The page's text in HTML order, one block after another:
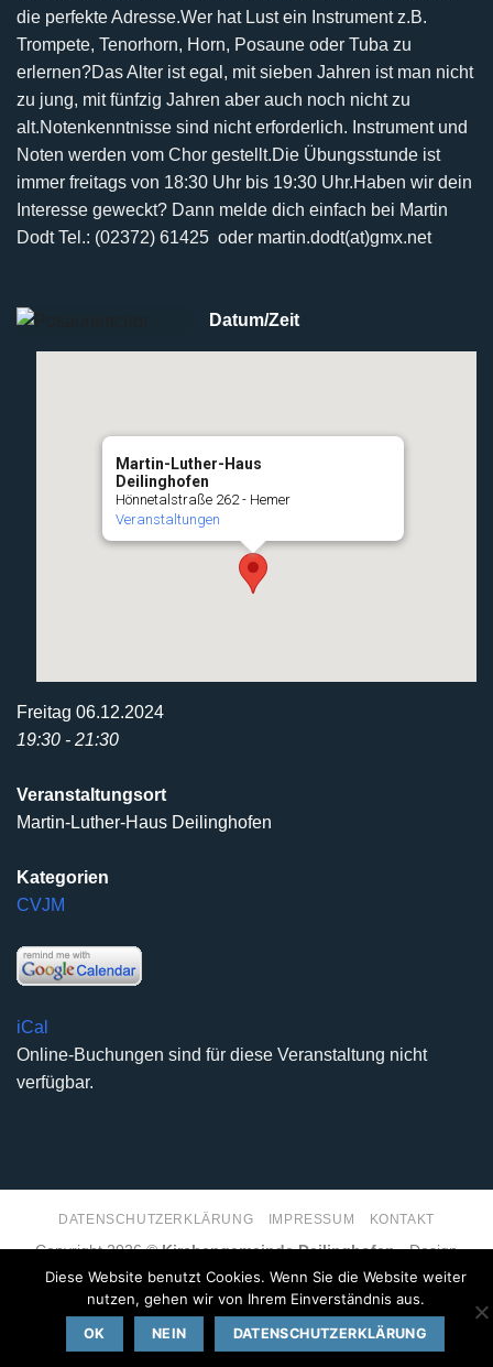
die perfekte Adresse.Wer hat Lust ein Instrument z.B.
Trompete, Tenorhorn, Horn, Posaune oder Tuba zu
erlernen?Das Alter ist egal, mit sieben Jahren ist man nicht
zu jung, mit fünfzig Jahren aber auch noch nichtzu
alt.Notenkenntnisse sind nicht erforderlich. Instrument und
Noten werden vom Chor gestellt.Die Übungsstunde ist
immer freitags von 18:30 Uhr bis 19:30 Uhr.Haben wir dein
Interesse geweckt? Dann melde dich einfach bei Martin
Dodt Tel.: (02372) 61425 oder martin.dodt(at)gmx.net
Martin-Luther-Haus
Deilinghofen
Hönnetalstraße 262 - Hemer
Veranstaltungen
Datum/Zeit
Freitag 06.12.2024
19:30 - 21:30
Veranstaltungsort
Martin-Luther-Haus Deilinghofen
Kategorien
CVJM
iCal
Online-Buchungen sind für diese Veranstaltung nicht
verfügbar.
DATENSCHUTZERKLÄRUNG IMPRESSUM KONTAKT
Copyright 2026 ©Kirchengemeinde Deilinghofen- Design
kleinzweidrei Kommunikationsdesign
Diese Website benutzt Cookies. Wenn Sie die Website weiter
nutzen, gehen wir von Ihrem Einverständnis aus.
OK NEIN DATENSCHUTZERKLÄRUNG